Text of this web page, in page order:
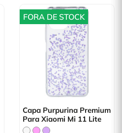
Capa Purpurina Premium
Para Xiaomi Mi 11 Lite
FORA DE STOCK